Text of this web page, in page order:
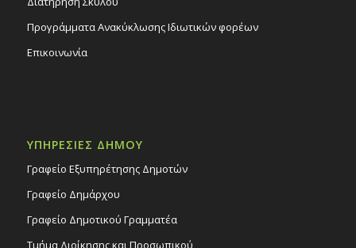
Προγράμματα Ανακύκλωσης Ιδιωτικών φορέων
Επικοινωνία
ΥΠΗΡΕΣΙΕΣ ΔΗΜΟΥ
Γραφείο Εξυπηρέτησης Δημοτών
Γραφείο Δημάρχου
Γραφείο Δημοτικού Γραμματέα
Τμήμα Διοίκησης και Προσωπικού